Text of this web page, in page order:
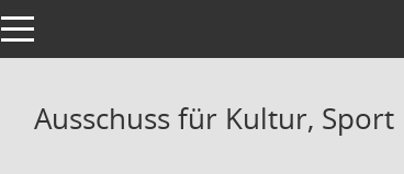
Toggle navigation
Ausschuss für Kultur,